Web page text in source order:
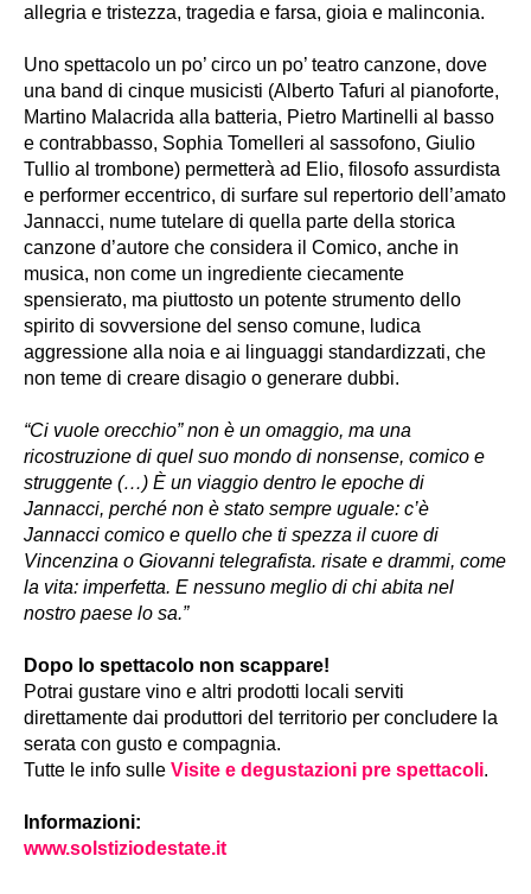
allegria e tristezza, tragedia e farsa, gioia e malinconia.
Uno spettacolo un po’ circo un po’ teatro canzone, dove
una band di cinque musicisti (Alberto Tafuri al pianoforte,
Martino Malacrida alla batteria, Pietro Martinelli al basso
e contrabbasso, Sophia Tomelleri al sassofono, Giulio
Tullio al trombone) permetterà ad Elio, filosofo assurdista
e performer eccentrico, di surfare sul repertorio dell’amato
Jannacci, nume tutelare di quella parte della storica
canzone d’autore che considera il Comico, anche in
musica, non come un ingrediente ciecamente
spensierato, ma piuttosto un potente strumento dello
spirito di sovversione del senso comune, ludica
aggressione alla noia e ai linguaggi standardizzati, che
non teme di creare disagio o generare dubbi.
“Ci vuole orecchio” non è un omaggio, ma una
ricostruzione di quel suo mondo di nonsense, comico e
struggente (…) È un viaggio dentro le epoche di
Jannacci, perché non è stato sempre uguale: c’è
Jannacci comico e quello che ti spezza il cuore di
Vincenzina o Giovanni telegrafista. risate e drammi, come
la vita: imperfetta. E nessuno meglio di chi abita nel
nostro paese lo sa.”
Dopo lo spettacolo non scappare!
Potrai gustare vino e altri prodotti locali serviti
direttamente dai produttori del territorio per concludere la
serata con gusto e compagnia.
Tutte le info sulle Visite e degustazioni pre spettacoli.
Informazioni:
www.solstiziodestate.it